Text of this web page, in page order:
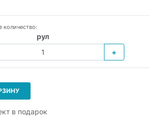
количество:
рул
+
в подарок